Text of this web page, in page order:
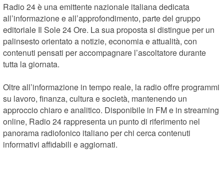
Radio 24 è una emittente nazionale italiana dedicata
all’informazione e all’approfondimento, parte del gruppo
editoriale Il Sole 24 Ore. La sua proposta si distingue per un
palinsesto orientato a notizie, economia e attualità, con
contenuti pensati per accompagnare l’ascoltatore durante
tutta la giornata.
Oltre all’informazione in tempo reale, la radio offre programmi
su lavoro, finanza, cultura e società, mantenendo un
approccio chiaro e analitico. Disponibile in FM e in streaming
online, Radio 24 rappresenta un punto di riferimento nel
panorama radiofonico italiano per chi cerca contenuti
informativi affidabili e aggiornati.